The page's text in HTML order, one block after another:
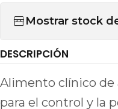
Mostrar stock
DESCRIPCIÓN
Alimento clínico de
para el control y la